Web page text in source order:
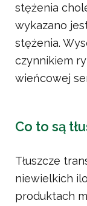
stężenia
wykazano
stężenia.
czynnikiem
wieńcowej
Co to są
Tłuszcze
niewielkich
produktach